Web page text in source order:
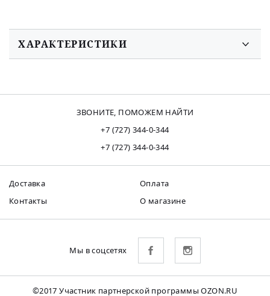
ХАРАКТЕРИСТИКИ
ЗВОНИТЕ, ПОМОЖЕМ НАЙТИ
+7 (727) 344-0-344
+7 (727) 344-0-344
Доставка
Оплата
Контакты
О магазине
Мы в соцсетях
©2017 Участник партнерской программы OZON.RU